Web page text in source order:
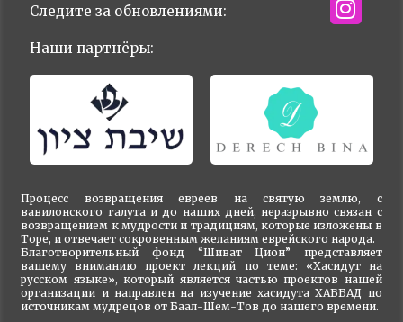
Процесс возвращения евреев на святую землю, с
вавилонского галута и до наших дней, неразрывно связан с
возвращением к мудрости и традициям, которые изложены в
Торе, и отвечает сокровенным желаниям еврейского народа.
Благотворительный фонд “Шиват Цион” представляет
вашему вниманию проект лекций по теме: «Хасидут на
русском языке», который является частью проектов нашей
организации и направлен на изучение хасидута ХАББАД по
источникам мудрецов от Баал-Шем-Тов до нашего времени.
Следите за обновлениями:
Наши партнёры: